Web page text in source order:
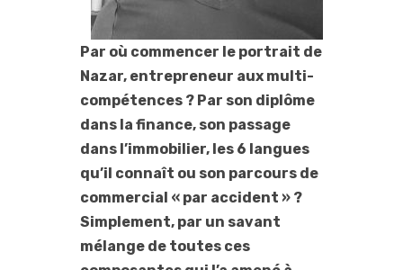
Par où commencer le portrait de
Nazar, entrepreneur aux multi-
compétences ? Par son diplôme
dans la finance, son passage
dans l’immobilier, les 6 langues
qu’il connaît ou son parcours de
commercial « par accident » ?
Simplement, par un savant
mélange de toutes ces